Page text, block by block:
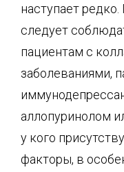
наступает
следует
пациентам с
заболеваниями,
аллопуринолом
у кого
факторы, в